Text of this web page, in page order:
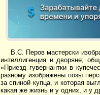
В.С. Перов мастерски
интеллигенция и дворяне;
«Приезд гувернантки в
разному изображены позы
за спиной купца, и которая
какая же жизнь и у одних, и у